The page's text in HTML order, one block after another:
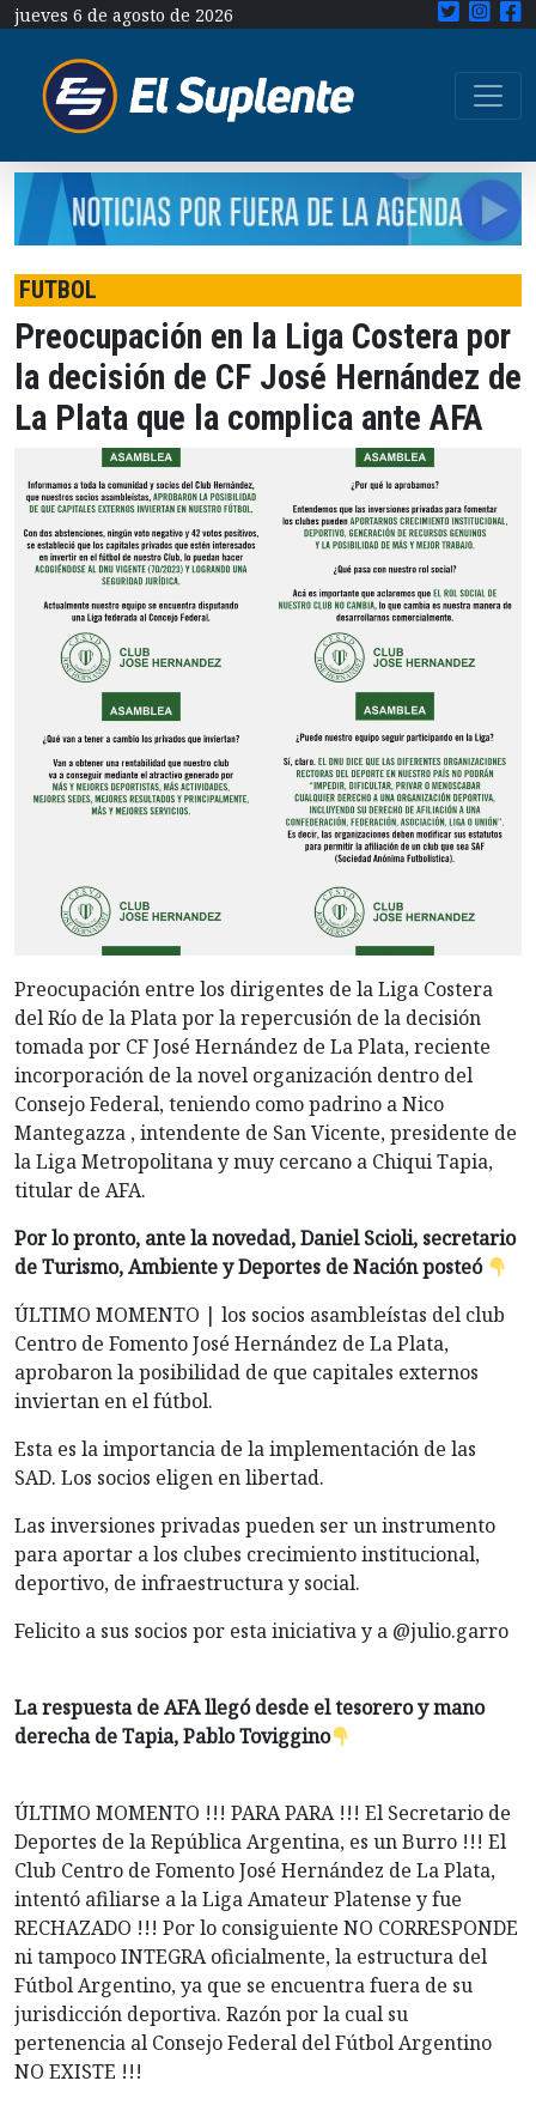
jueves 6 de agosto de 2026
FUTBOL
Preocupación en la Liga Costera por
la decisión de CF José Hernández de
La Plata que la complica ante AFA
Preocupación entre los dirigentes de la Liga Costera
del Río de la Plata por la repercusión de la decisión
tomada por CF José Hernández de La Plata, reciente
incorporación de la novel organización dentro del
Consejo Federal, teniendo como padrino a Nico
Mantegazza , intendente de San Vicente, presidente de
la Liga Metropolitana y muy cercano a Chiqui Tapia,
titular de AFA.
Por lo pronto, ante la novedad, Daniel Scioli, secretario
de Turismo, Ambiente y Deportes de Nación posteó
ÚLTIMO MOMENTO | los socios asambleístas del club
Centro de Fomento José Hernández de La Plata,
aprobaron la posibilidad de que capitales externos
inviertan en el fútbol.
Esta es la importancia de la implementación de las
SAD. Los socios eligen en libertad.
Las inversiones privadas pueden ser un instrumento
para aportar a los clubes crecimiento institucional,
deportivo, de infraestructura y social.
Felicito a sus socios por esta iniciativa y a @julio.garro
La respuesta de AFA llegó desde el tesorero y mano
derecha de Tapia, Pablo Toviggino
ÚLTIMO MOMENTO !!! PARA PARA !!! El Secretario de
Deportes de la República Argentina, es un Burro !!! El
Club Centro de Fomento José Hernández de La Plata,
intentó afiliarse a la Liga Amateur Platense y fue
RECHAZADO !!! Por lo consiguiente NO CORRESPONDE
ni tampoco INTEGRA oficialmente, la estructura del
Fútbol Argentino, ya que se encuentra fuera de su
jurisdicción deportiva. Razón por la cual su
pertenencia al Consejo Federal del Fútbol Argentino
NO EXISTE !!!